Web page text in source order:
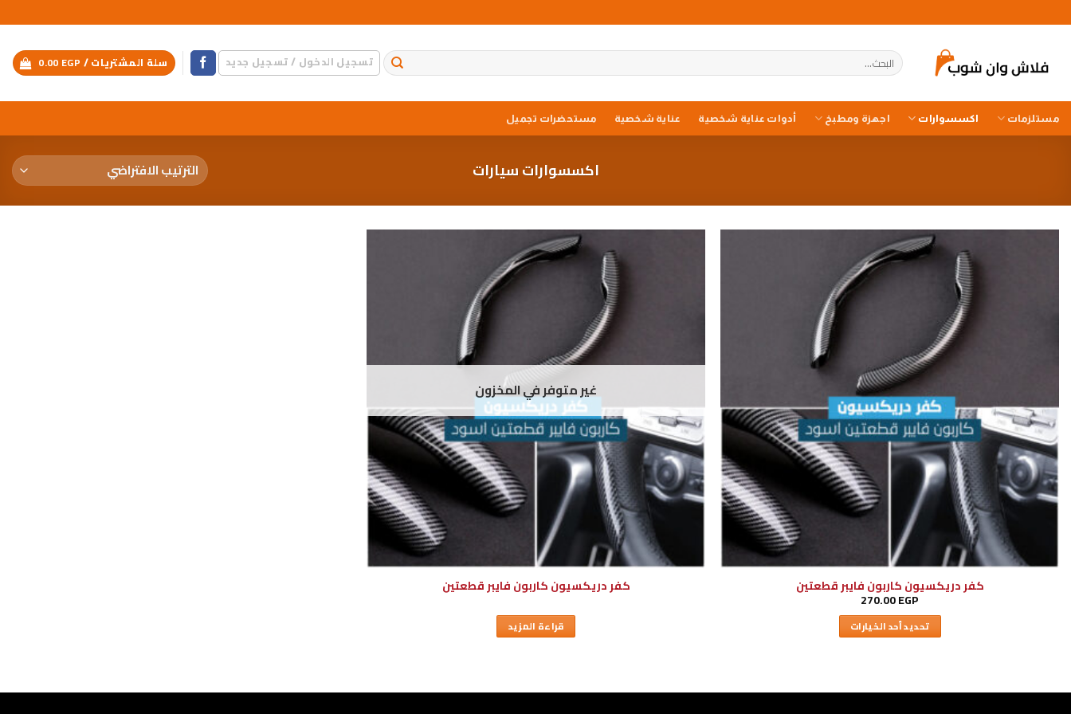
للمحتوى
البحث
عن:
تسجيل الدخول / تسجيل جديد سلة المشتريات / 0.00 EGP
مستلزمات اكسسوارات اجهزة ومطبخ أدوات عناية شخصية عناية شخصية مستحضرات تجميل
اكسسوارات سيارات
كفر دريكسيون كاربون فايبر قطعتين
270.00EGP
تحديد أحد الخيارات
الأشكال
غير متوفر في المخزون
كفر دريكسيون كاربون فايبر قطعتين
قراءة المزيد